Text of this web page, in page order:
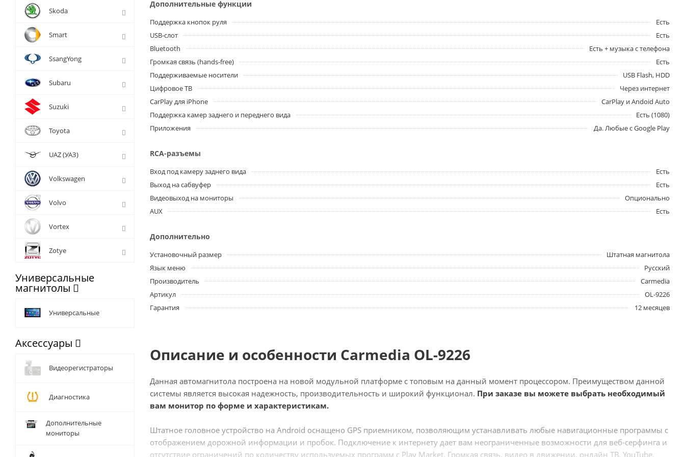
Дополнительные функции
Поддержка кнопок руля
Есть
USB-слот
Есть
Bluetooth
Есть + музыка с телефона
Громкая связь (hands-free)
Есть
Поддерживаемые носители
USB Flash, HDD
Цифровое ТВ
Через интернет
CarPlay для iPhone
CarPlay и Andoid Auto
Поддержка камер заднего и переднего вида
Есть (1080)
Приложения
Да. Любые с Google Play
RCA-разъемы
Вход под камеру заднего вида
Есть
Выход на сабвуфер
Есть
Видеовыход на мониторы
Опционально
AUX
Есть
Дополнительно
Установочный размер
Штатная магнитола
Язык меню
Русский
Производитель
Carmedia
Артикул
OL-9226
Гарантия
12 месяцев
Описание и особенности Carmedia OL-9226
Данная автомагнитола построена на новой модульной платформе с топовым на данный момент процессором. Преимуществом данной
системы является высокая надежность, производительность и широкий функционал. При заказе вы можете выбрать необходимый
вам монитор по форме и характеристикам.
Штатное головное устройство на Android оснащено GPS приемником, позволяющим устанавливать любые навигационные программы с
отображением дорожной информации и пробок. Подключение к интернету дает вам неограниченные возможности для веб-серфинга и
отсутствие ограничений по количеству используемых программ с Play Market. Громкая связь, видео в движении, онлайн ТВ, YouTube,
Skoda
Smart
SsangYong
Subaru
Suzuki
Toyota
UAZ (УАЗ)
Volkswagen
Volvo
Vortex
Zotye
Универсальные
магнитолы
Универсальные
Аксессуары
Видеорегистраторы
Диагностика
Дополнительные
мониторы